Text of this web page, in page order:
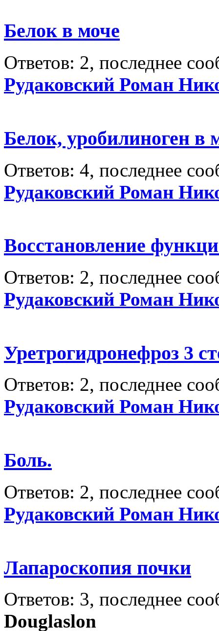
Белок в моче
Ответов: 2, последнее
Рудаковский Роман
Белок, уробилиноген в
Ответов: 4, последнее
Рудаковский Роман
Восстановление
Ответов: 2, последнее
Рудаковский Роман
Уретрогидронефроз 3
Ответов: 2, последнее
Рудаковский Роман
Боль.
Ответов: 2, последнее
Рудаковский Роман
Лапароскопия почки
Ответов: 3, последнее
Douglaslon